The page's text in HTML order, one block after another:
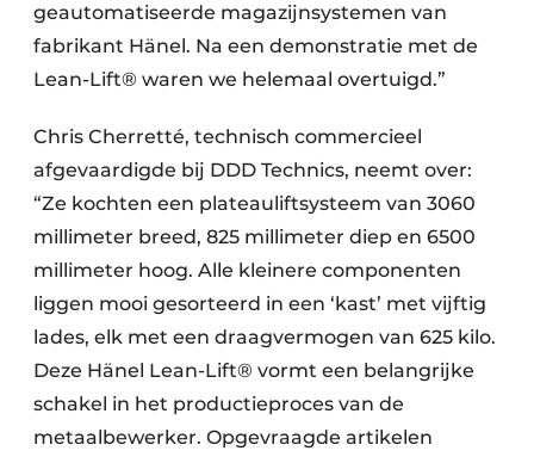
geautomatiseerde magazijnsystemen van
fabrikant Hänel. Na een demonstratie met de
Lean-Lift® waren we helemaal overtuigd.”
Chris Cherretté, technisch commercieel
afgevaardigde bij DDD Technics, neemt over:
“Ze kochten een plateauliftsysteem van 3060
millimeter breed, 825 millimeter diep en 6500
millimeter hoog. Alle kleinere componenten
liggen mooi gesorteerd in een ‘kast’ met vijftig
lades, elk met een draagvermogen van 625 kilo.
Deze Hänel Lean-Lift® vormt een belangrijke
schakel in het productieproces van de
metaalbewerker. Opgevraagde artikelen